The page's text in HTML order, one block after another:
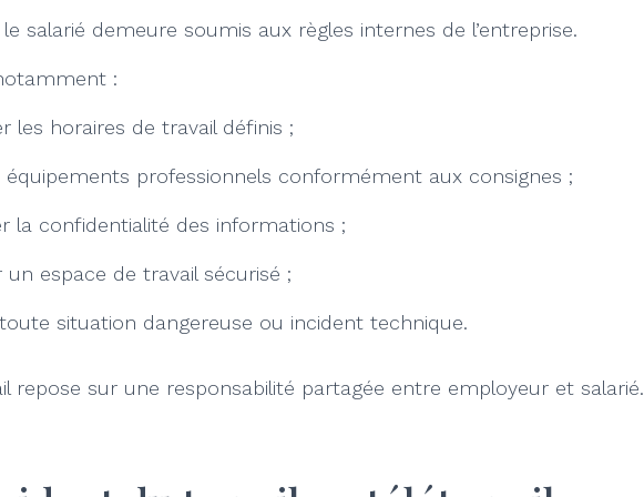
salarié demeure soumis aux règles internes de l’entreprise.
:
les horaires de travail définis ;
équipements professionnels conformément aux consignes ;
la confidentialité des informations ;
un espace de travail sécurisé ;
situation dangereuse ou incident technique.
repose sur une responsabilité partagée entre employeur et salarié.